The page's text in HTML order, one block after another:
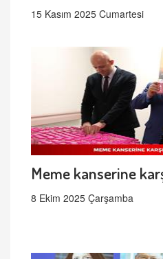
15 Kasım 2025 Cumartesi
Meme kanserine
8 Ekim 2025 Çarşamba